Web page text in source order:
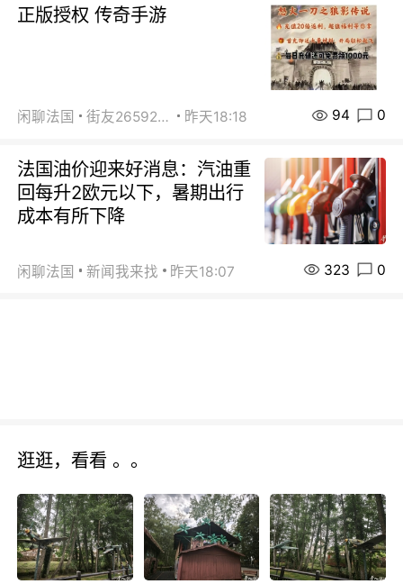
正版授权 传奇手游
闲聊法国 街友26592800 昨天18:18 94 0
法国油价迎来好消息：汽油重
回每升2欧元以下，暑期出行
成本有所下降
闲聊法国 新闻我来找 昨天18:07 323 0
逛逛，看看 。。